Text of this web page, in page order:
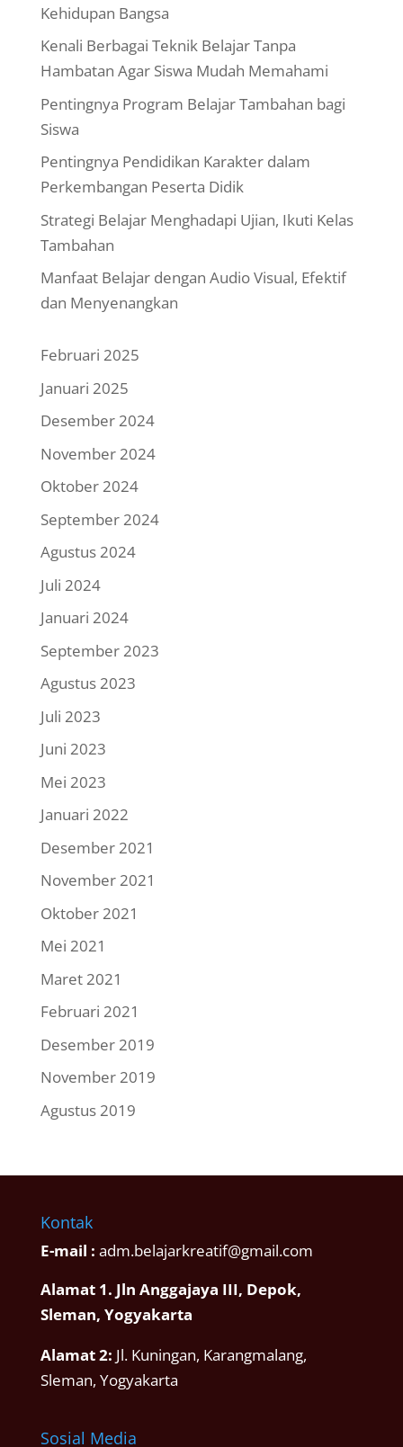
Kehidupan Bangsa
Kenali Berbagai Teknik Belajar Tanpa
Hambatan Agar Siswa Mudah Memahami
Pentingnya Program Belajar Tambahan bagi
Siswa
Pentingnya Pendidikan Karakter dalam
Perkembangan Peserta Didik
Strategi Belajar Menghadapi Ujian, Ikuti Kelas
Tambahan
Manfaat Belajar dengan Audio Visual, Efektif
dan Menyenangkan
Februari 2025
Januari 2025
Desember 2024
November 2024
Oktober 2024
September 2024
Agustus 2024
Juli 2024
Januari 2024
September 2023
Agustus 2023
Juli 2023
Juni 2023
Mei 2023
Januari 2022
Desember 2021
November 2021
Oktober 2021
Mei 2021
Maret 2021
Februari 2021
Desember 2019
November 2019
Agustus 2019
Kontak
E-mail : adm.belajarkreatif@gmail.com
Alamat 1. Jln Anggajaya III, Depok,
Sleman, Yogyakarta
Alamat 2: Jl. Kuningan, Karangmalang,
Sleman, Yogyakarta
Sosial Media